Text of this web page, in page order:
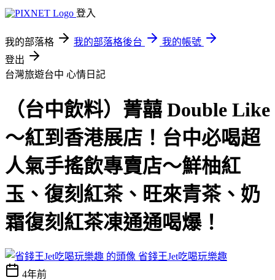
登入
我的部落格 我的部落格後台
我的帳號
登出
台灣旅遊台中 心情日記
（台中飲料）菁囍 Double Like
～紅到香港展店！台中必喝超
人氣手搖飲專賣店～鮮柚紅
玉、復刻紅茶、旺來青茶、奶
霜復刻紅茶凍通通喝爆！
省錢王Jet吃喝玩樂趣
4年前